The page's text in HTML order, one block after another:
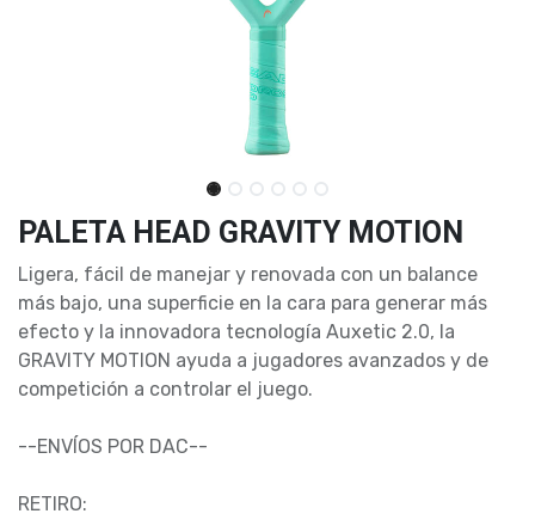
PALETA HEAD GRAVITY MOTION
Ligera, fácil de manejar y renovada con un balance
más bajo, una superficie en la cara para generar más
efecto y la innovadora tecnología Auxetic 2.0, la
GRAVITY MOTION ayuda a jugadores avanzados y de
competición a controlar el juego.
--ENVÍOS POR DAC--
RETIRO: